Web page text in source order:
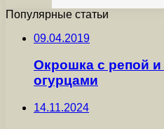
Популярные статьи
09.04.2019
Окрошка с репой
огурцами
14.11.2024